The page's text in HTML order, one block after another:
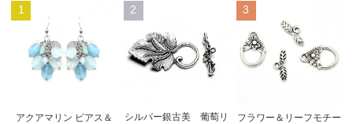
1
アクアマリン ピアス＆
2
シルバー銀古美 葡萄リ
3
フラワー＆リーフモチー